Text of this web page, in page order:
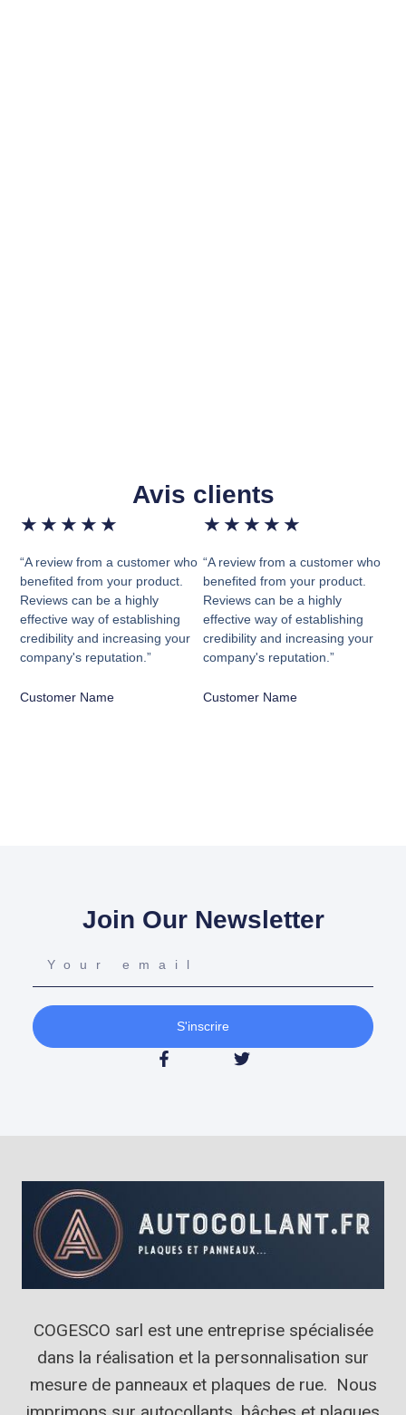
Avis clients
★ ★ ★ ★ ★
“A review from a customer who
benefited from your product.
Reviews can be a highly
effective way of establishing
credibility and increasing your
company's reputation.”
Customer Name
★ ★ ★ ★ ★
“A review from a customer who
benefited from your product.
Reviews can be a highly
effective way of establishing
credibility and increasing your
company's reputation.”
Customer Name
Join Our Newsletter
S'inscrire
COGESCO sarl est une entreprise spécialisée
dans la réalisation et la personnalisation sur
mesure de panneaux et plaques de rue. Nous